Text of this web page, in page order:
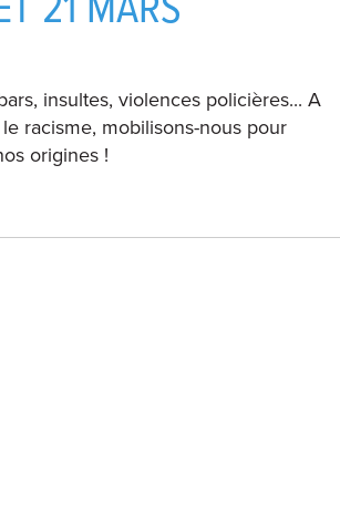
insultes, violences policières... A
racisme, mobilisons-nous pour
origines !